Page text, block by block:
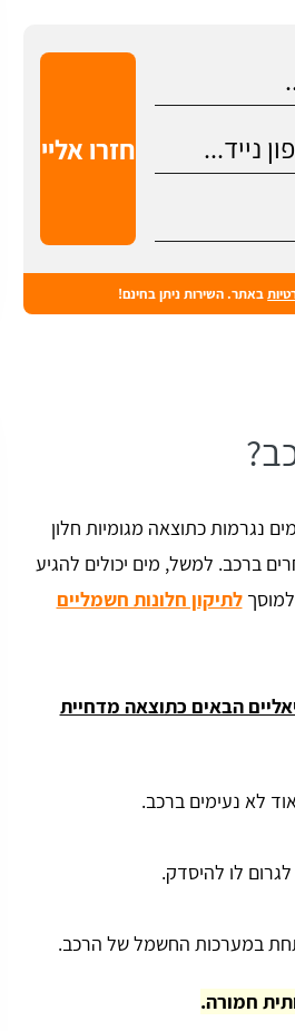
באתר. השירות ניתן בחינם!
נגרמות כתוצאה מגומיות חלון
ברכב. למשל, מים יכולים להגיע
למוסךלתיקון חלונות חשמליים
הבאים כתוצאה מדחיית
לא נעימים ברכב.
לו להיסדק.
במערכות החשמל של הרכב.
חמורה.